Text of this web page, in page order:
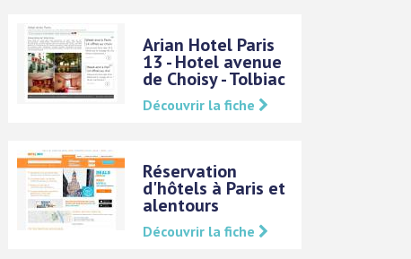
Arian Hotel Paris
13 - Hotel avenue
de Choisy - Tolbiac
Découvrir la fiche
Réservation
d'hôtels à Paris et
alentours
Découvrir la fiche